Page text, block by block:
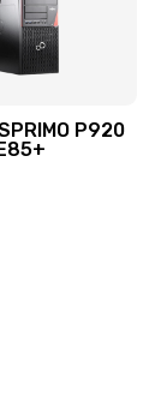
P920